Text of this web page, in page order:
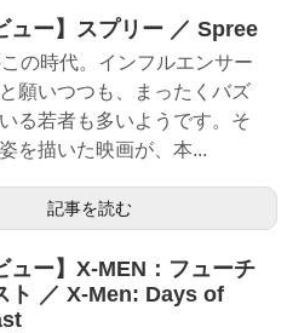
ュー】スプリー ／ Spree
の時代。インフルエンサー
願いつつも、まったくバズ
る若者も多いようです。そ
を描いた映画が、本...
記事を読む
ュー】X-MEN：フューチ
ト ／ X-Men: Days of